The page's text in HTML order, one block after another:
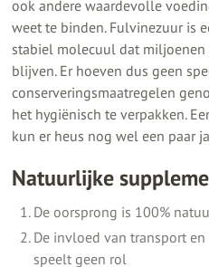
ook andere waardevolle
weet te binden. Fulvinezuur is
stabiel molecuul dat miljoenen
blijven. Er hoeven dus geen
conserveringsmaatregelen
het hygiënisch te verpakken.
kun er heus nog wel een paar
Natuurlijke
De oorsprong is 100%
De invloed van transport
speelt geen rol